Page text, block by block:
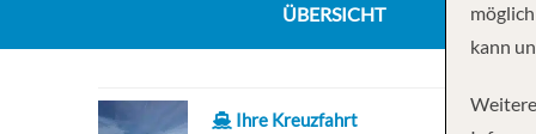
ÜBERSICHT
Ihre Kreuzfahrt
kann